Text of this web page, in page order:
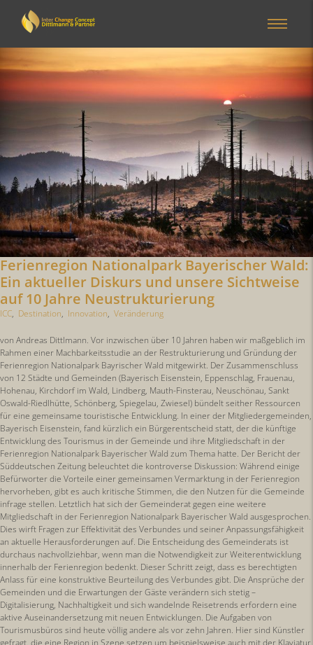
Ferienregion Nationalpark Bayerischer Wald:
Ein aktueller Diskurs und unsere Sichtweise
auf 10 Jahre Neustrukturierung
ICC, Destination, Innovation, Veränderung
von Andreas Dittlmann. Vor inzwischen über 10 Jahren haben wir maßgeblich im
Rahmen einer Machbarkeitsstudie an der Restrukturierung und Gründung der
Ferienregion Nationalpark Bayrischer Wald mitgewirkt. Der Zusammenschluss
von 12 Städte und Gemeinden (Bayerisch Eisenstein, Eppenschlag, Frauenau,
Hohenau, Kirchdorf im Wald, Lindberg, Mauth-Finsterau, Neuschönau, Sankt
Oswald-Riedlhütte, Schönberg, Spiegelau, Zwiesel) bündelt seither Ressourcen
für eine gemeinsame touristische Entwicklung. In einer der Mitgliedergemeinden,
Bayerisch Eisenstein, fand kürzlich ein Bürgerentscheid statt, der die künftige
Entwicklung des Tourismus in der Gemeinde und ihre Mitgliedschaft in der
Ferienregion Nationalpark Bayerischer Wald zum Thema hatte. Der Bericht der
Süddeutschen Zeitung beleuchtet die kontroverse Diskussion: Während einige
Befürworter die Vorteile einer gemeinsamen Vermarktung in der Ferienregion
hervorheben, gibt es auch kritische Stimmen, die den Nutzen für die Gemeinde
infrage stellen. Letztlich hat sich der Gemeinderat gegen eine weitere
Mitgliedschaft in der Ferienregion Nationalpark Bayerischer Wald ausgesprochen.
Dies wirft Fragen zur Effektivität des Verbundes und seiner Anpassungsfähigkeit
an aktuelle Herausforderungen auf. Die Entscheidung des Gemeinderats ist
durchaus nachvollziehbar, wenn man die Notwendigkeit zur Weiterentwicklung
innerhalb der Ferienregion bedenkt. Dieser Schritt zeigt, dass es berechtigten
Anlass für eine konstruktive Beurteilung des Verbundes gibt. Die Ansprüche der
Gemeinden und die Erwartungen der Gäste verändern sich stetig –
Digitalisierung, Nachhaltigkeit und sich wandelnde Reisetrends erfordern eine
aktive Auseinandersetzung mit neuen Entwicklungen. Die Aufgaben von
Tourismusbüros sind heute völlig andere als vor zehn Jahren. Hier sind Künstler